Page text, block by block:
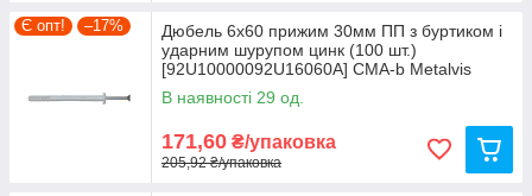
Є опт! –17%
Дюбель 6х60 прижим 30мм ПП з буртиком і
ударним шурупом цинк (100 шт.)
[92U10000092U16060А] CMА-b Metalvis
В наявності 29 од.
171,60 ₴/упаковка
205,92 ₴/упаковка